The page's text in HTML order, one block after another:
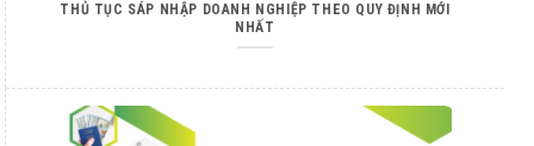
THỦ TỤC SÁP NHẬP DOANH NGHIỆP THEO QUY ĐỊNH MỚI
NHẤT